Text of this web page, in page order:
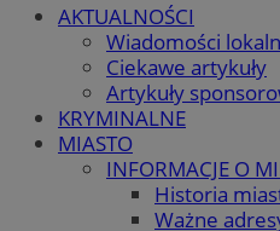
AKTUALNOŚCI
Wiadomości
Ciekawe artykuły
Artykuły
KRYMINALNE
MIASTO
INFORMACJE O
Historia
Ważne